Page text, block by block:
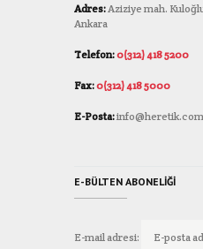
Adres: Aziziye mah.
Ankara
Telefon:0(312) 418 5200
Fax:0(312) 418 5000
E-Posta:
E-BÜLTEN ABONELIĞI
E-mail adresi: